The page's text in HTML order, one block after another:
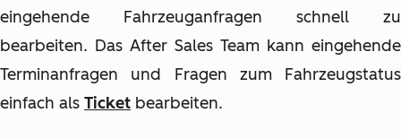
eingehende Fahrzeuganfragen schnell zu
bearbeiten. Das After Sales Team kann eingehende
Terminanfragen und Fragen zum Fahrzeugstatus
einfach als Ticket bearbeiten.